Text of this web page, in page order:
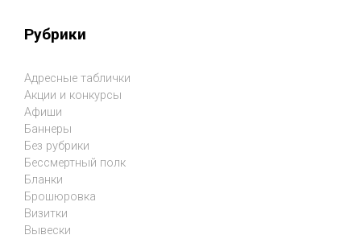
Рубрики
Адресные таблички
Акции и конкурсы
Афиши
Баннеры
Без рубрики
Бессмертный полк
Бланки
Брошюровка
Визитки
Вывески